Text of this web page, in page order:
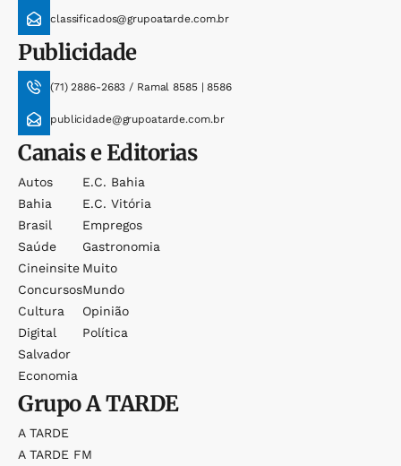
classificados@grupoatarde.com.br
Publicidade
(71) 2886-2683 / Ramal 8585 | 8586
publicidade@grupoatarde.com.br
Canais e Editorias
Autos
Bahia
Brasil
Saúde
Cineinsite
Concursos
Cultura
Digital
Salvador
Economia
E.c. Bahia
E.c. Vitória
Empregos
Gastronomia
Muito
Mundo
Opinião
Política
GrupoA TARDE
A TARDE
A TARDE FM